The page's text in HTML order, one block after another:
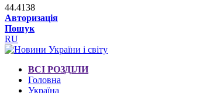
44.4138
Авторизація
Пошук
RU
ВСІ РОЗДІЛИ
Головна
Україна